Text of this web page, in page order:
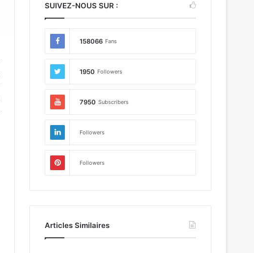
SUIVEZ-NOUS SUR :
158066 Fans
1950 Followers
7950 Subscribers
Followers
Followers
Articles Similaires